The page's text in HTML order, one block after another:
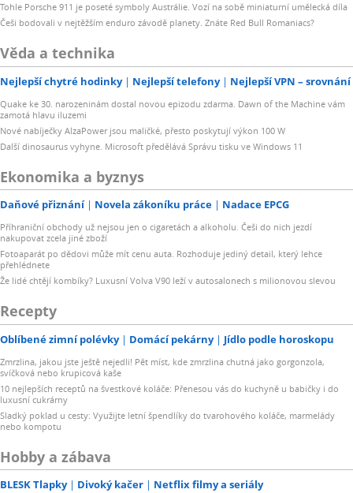
Tohle Porsche 911 je poseté symboly Austrálie. Vozí na sobě miniaturní umělecká díla
Češi bodovali v nejtěžším enduro závodě planety. Znáte Red Bull Romaniacs?
Věda a technika
Nejlepší chytré hodinky Nejlepší telefony Nejlepší VPN – srovnání
Quake ke 30. narozeninám dostal novou epizodu zdarma. Dawn of the Machine vám
zamotá hlavu iluzemi
Nové nabíječky AlzaPower jsou maličké, přesto poskytují výkon 100 W
Další dinosaurus vyhyne. Microsoft předělává Správu tisku ve Windows 11
Ekonomika a byznys
Daňové přiznání Novela zákoníku práce Nadace EPCG
Příhraniční obchody už nejsou jen o cigaretách a alkoholu. Češi do nich jezdí
nakupovat zcela jiné zboží
Fotoaparát po dědovi může mít cenu auta. Rozhoduje jediný detail, který lehce
přehlédnete
Že lidé chtějí kombíky? Luxusní Volva V90 leží v autosalonech s milionovou slevou
Recepty
Oblíbené zimní polévky Domácí pekárny Jídlo podle horoskopu
Zmrzlina, jakou jste ještě nejedli! Pět míst, kde zmrzlina chutná jako gorgonzola,
svíčková nebo krupicová kaše
10 nejlepších receptů na švestkové koláče: Přenesou vás do kuchyně u babičky i do
luxusní cukrárny
Sladký poklad u cesty: Využijte letní špendlíky do tvarohového koláče, marmelády
nebo kompotu
Hobby a zábava
BLESK Tlapky Divoký kačer Netflix filmy a seriály